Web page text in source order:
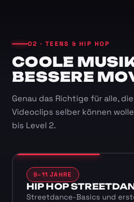
02 · TEENS & HIP HOP
COOLE
BESSERE
Genau das Richtige für alle,
Videoclips selber können
bis Level 2.
9–11 JAHRE
HIP HOP
Streetdance-Basics und